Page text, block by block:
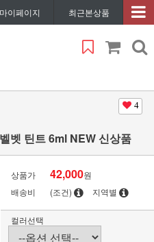
마이페이지 최근본상품
4
벳 틴트 6ml NEW 신상품
상품가 42,000원
배송비
(조건) 지역별
컬러선택